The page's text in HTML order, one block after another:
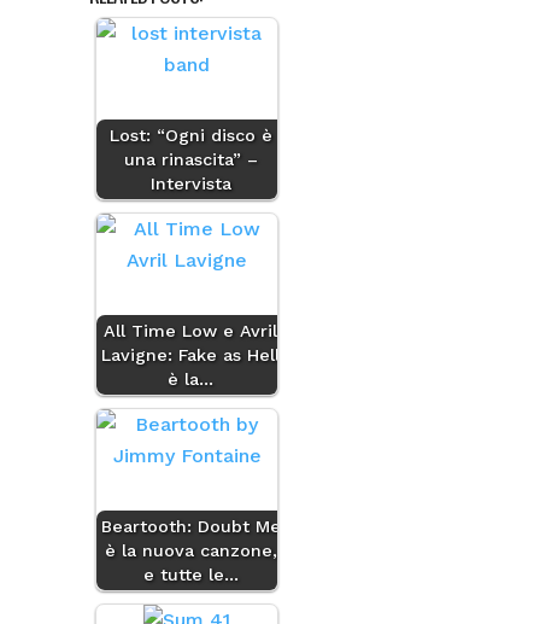
Lost: “Ogni disco è
una rinascita” –
Intervista
All Time Low e Avril
Lavigne: Fake as Hell
è la…
Beartooth: Doubt Me
è la nuova canzone,
e tutte le…